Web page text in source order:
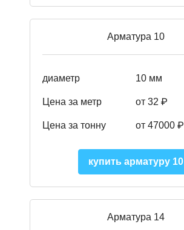
Арматура 10
диаметр 10 мм
Цена за метр от 32 ₽
Цена за тонну от 47000 ₽
купить арматуру 10
Арматура 14